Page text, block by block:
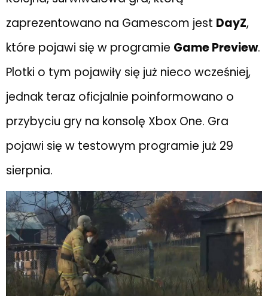
zaprezentowano na Gamescom jest DayZ,
które pojawi się w programie Game Preview.
Plotki o tym pojawiły się już nieco wcześniej,
jednak teraz oficjalnie poinformowano o
przybyciu gry na konsolę Xbox One. Gra
pojawi się w testowym programie już 29
sierpnia.